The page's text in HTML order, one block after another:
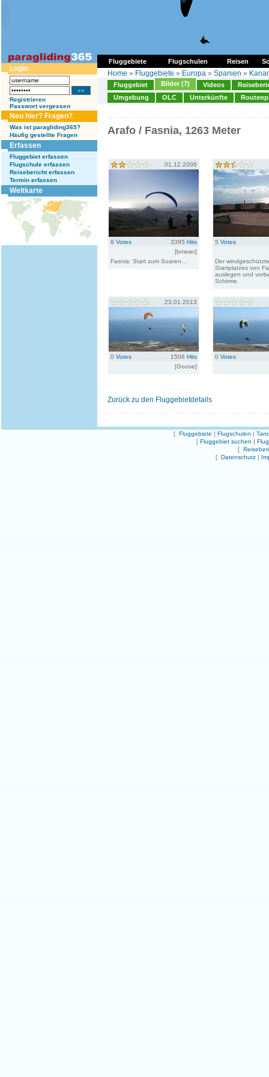
Fluggebiete Flugschulen Reisen
Login
Registrieren
Passwort vergessen
Neu hier? Fragen?
Was ist paragliding365?
Häufig gestellte Fragen
Erfassen
Fluggebiet erfassen
Flugschule erfassen
Reisebericht erfassen
Termin erfassen
Weltkarte
Home » Fluggebiete » Europa » Spanien »
Fluggebiet Bilder (7) Videos
Umgebung
OLC Unterkünfte
Arafo / Fasnia, 1263 Meter
01.12.2006
8 Votes 3395 Hits
[bmeier]
Fasnia: Start zum Soaren...
5 Votes
Der
Startplatzes von
auslegen und
Schirme.
23.01.2013
0 Votes 1506 Hits
[Goose]
0 Votes
Zurück zu den Fluggebietdetails
[ Fluggebiete | Flugschulen |
[ Fluggebiet suchen |
[
[ Datenschutz |